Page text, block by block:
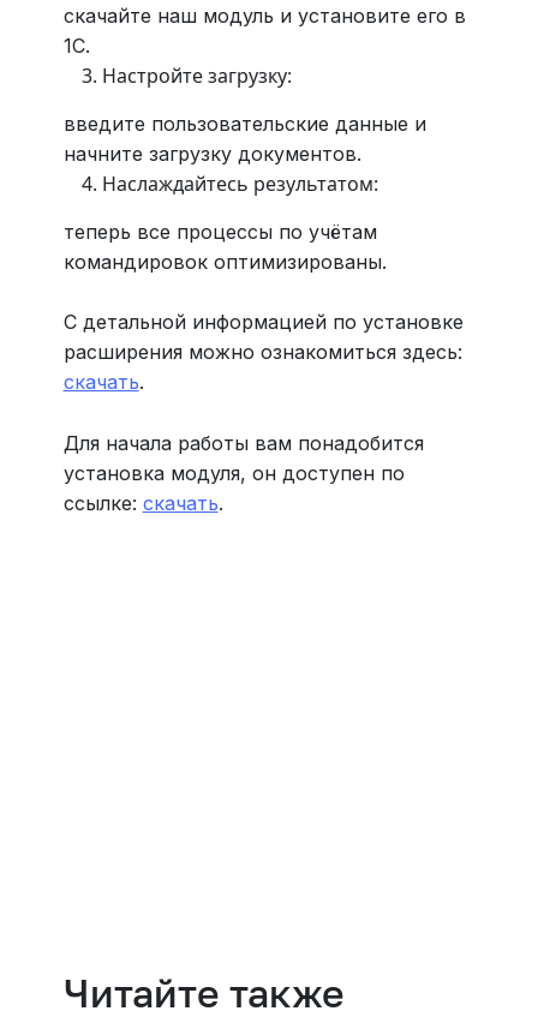
скачайте наш модуль и установите его в
1С.
Настройте загрузку:
введите пользовательские данные и
начните загрузку документов.
Наслаждайтесь результатом:
теперь все процессы по учётам
командировок оптимизированы.
С детальной информацией по установке
расширения можно ознакомиться здесь:
скачать.
Для начала работы вам понадобится
установка модуля, он доступен по
ссылке: скачать.
Читайте также